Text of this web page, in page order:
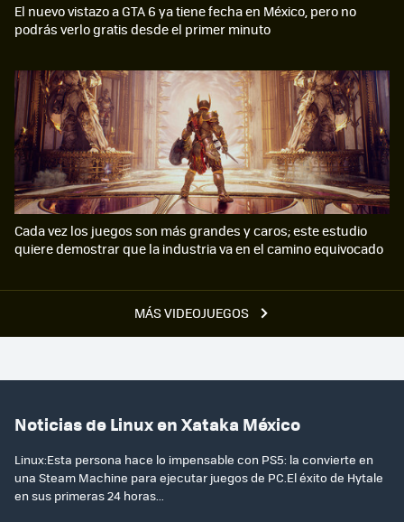
MÁS VIDEOJUEGOS
El nuevo vistazo a GTA 6 ya tiene fecha en México, pero no
podrás verlo gratis desde el primer minuto
Cada vez los juegos son más grandes y caros; este estudio
quiere demostrar que la industria va en el camino equivocado
Noticias de Linux en Xataka México
Linux:Esta persona hace lo impensable con PS5: la convierte en
una Steam Machine para ejecutar juegos de PC.El éxito de Hytale
en sus primeras 24 horas...